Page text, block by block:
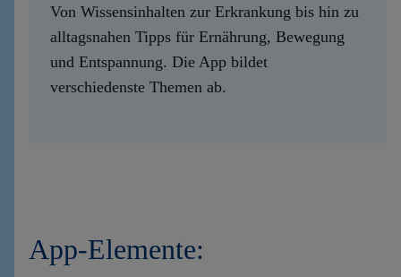
Von Wissensinhalten zur Erkrankung bis hin zu
alltagsnahen Tipps für Ernährung, Bewegung
und Entspannung. Die App bildet
verschiedenste Themen ab.
App-Elemente: